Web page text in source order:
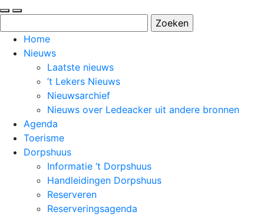
naar: Home
Nieuws
Laatste nieuws
’t Lekers Nieuws
Nieuwsarchief
Nieuws over Ledeacker uit andere bronnen
Agenda
Toerisme
Dorpshuus
Informatie ‘t Dorpshuus
Handleidingen Dorpshuus
Reserveren
Reserveringsagenda